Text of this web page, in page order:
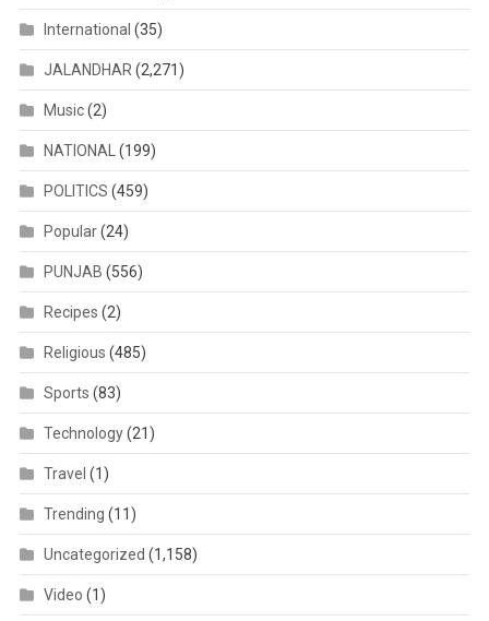
International (35)
JALANDHAR (2,271)
Music(2)
NATIONAL (199)
POLITICS (459)
Popular(24)
PUNJAB (556)
Recipes (2)
Religious (485)
Sports (83)
Technology(21)
Travel (1)
Trending (11)
Uncategorized (1,158)
Video (1)